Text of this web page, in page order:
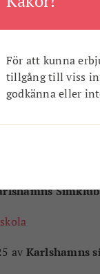
bara
och kanske få
unga
kännas full av
simma är det
det här starten
av Karlshamns
För att kunna
tillgång till viss
godkänna eller